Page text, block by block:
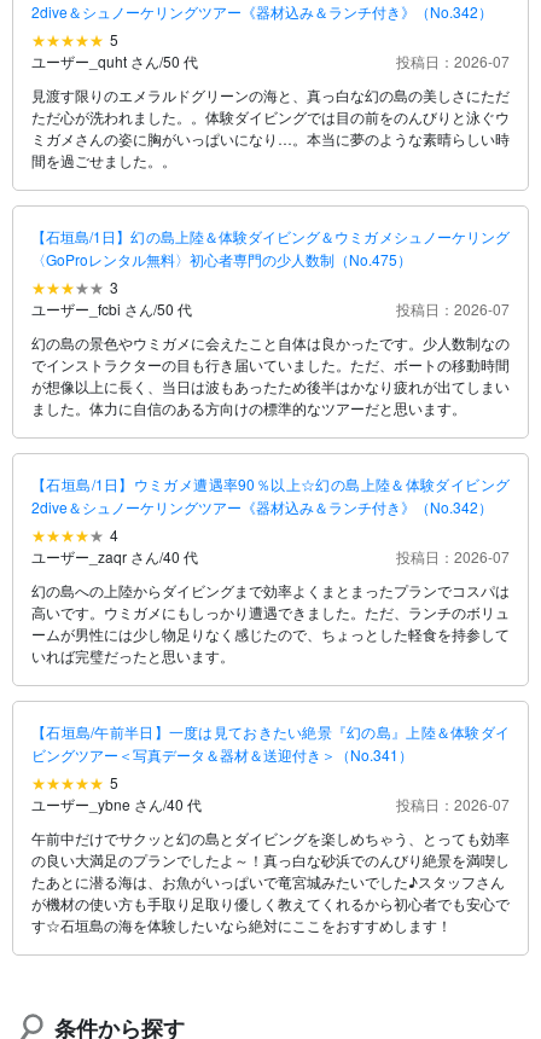
2dive＆シュノーケリングツアー《器材込み＆ランチ付き》（No.342）
5
ユーザー_quht さん/50 代
投稿日：2026-07
見渡す限りのエメラルドグリーンの海と、真っ白な幻の島の美しさにただ
ただ心が洗われました。。体験ダイビングでは目の前をのんびりと泳ぐウ
ミガメさんの姿に胸がいっぱいになり…。本当に夢のような素晴らしい時
間を過ごせました。。
【石垣島/1日】幻の島上陸＆体験ダイビング＆ウミガメシュノーケリング
〈GoProレンタル無料〉初心者専門の少人数制（No.475）
3
ユーザー_fcbi さん/50 代
投稿日：2026-07
幻の島の景色やウミガメに会えたこと自体は良かったです。少人数制なの
でインストラクターの目も行き届いていました。ただ、ボートの移動時間
が想像以上に長く、当日は波もあったため後半はかなり疲れが出てしまい
ました。体力に自信のある方向けの標準的なツアーだと思います。
【石垣島/1日】ウミガメ遭遇率90％以上☆幻の島上陸＆体験ダイビング
2dive＆シュノーケリングツアー《器材込み＆ランチ付き》（No.342）
4
ユーザー_zaqr さん/40 代
投稿日：2026-07
幻の島への上陸からダイビングまで効率よくまとまったプランでコスパは
高いです。ウミガメにもしっかり遭遇できました。ただ、ランチのボリュ
ームが男性には少し物足りなく感じたので、ちょっとした軽食を持参して
いれば完璧だったと思います。
【石垣島/午前半日】一度は見ておきたい絶景『幻の島』上陸＆体験ダイ
ビングツアー＜写真データ＆器材＆送迎付き＞（No.341）
5
ユーザー_ybne さん/40 代
投稿日：2026-07
午前中だけでサクッと幻の島とダイビングを楽しめちゃう、とっても効率
の良い大満足のプランでしたよ～！真っ白な砂浜でのんびり絶景を満喫し
たあとに潜る海は、お魚がいっぱいで竜宮城みたいでした♪スタッフさん
が機材の使い方も手取り足取り優しく教えてくれるから初心者でも安心で
す☆石垣島の海を体験したいなら絶対にここをおすすめします！
条件から探す